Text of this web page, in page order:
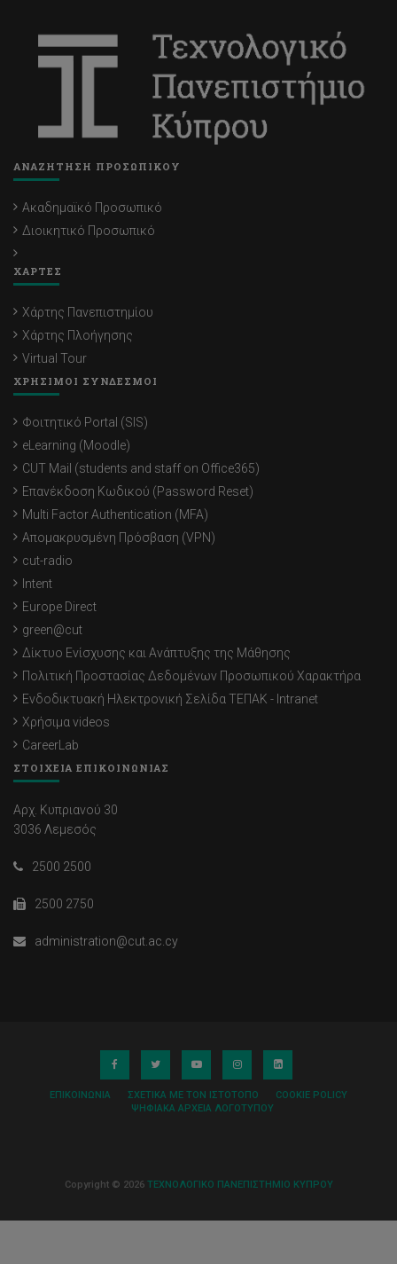
ΑΝΑΖΗΤΗΣΗ ΠΡΟΣΩΠΙΚΟΥ
Ακαδημαϊκό Προσωπικό
Διοικητικό Προσωπικό
ΧΑΡΤΕΣ
Χάρτης Πανεπιστημίου
Χάρτης Πλοήγησης
Virtual Tour
ΧΡΗΣΙΜΟΙ ΣΥΝΔΕΣΜΟΙ
Φοιτητικό Portal (SIS)
eLearning (Moodle)
CUT Mail (students and staff on Office365)
Επανέκδοση Κωδικού (Password Reset)
Multi Factor Authentication (MFA)
Απομακρυσμένη Πρόσβαση (VPN)
cut-radio
Intent
Europe Direct
green@cut
Δίκτυο Ενίσχυσης και Ανάπτυξης της Μάθησης
Πολιτική Προστασίας Δεδομένων Προσωπικού Χαρακτήρα
Ενδοδικτυακή Ηλεκτρονική Σελίδα ΤΕΠΑΚ - Intranet
Χρήσιμα videos
CareerLab
ΣΤΟΙΧΕΙΑ ΕΠΙΚΟΙΝΩΝΙΑΣ
Αρχ. Κυπριανού 30
3036 Λεμεσός
2500 2500
2500 2750
administration@cut.ac.cy
ΕΠΙΚΟΙΝΩΝΊΑ ΣΧΕΤΙΚΆ ΜΕ ΤΟΝ ΙΣΤΌΤΟΠΟ
COOKIE POLICY
ΨΗΦΙΑΚΆ ΑΡΧΕΊΑ ΛΟΓΌΤΥΠΟΥ
Copyright © 2026 ΤΕΧΝΟΛΟΓΙΚΟ ΠΑΝΕΠΙΣΤΗΜΙΟ ΚΥΠΡΟΥ